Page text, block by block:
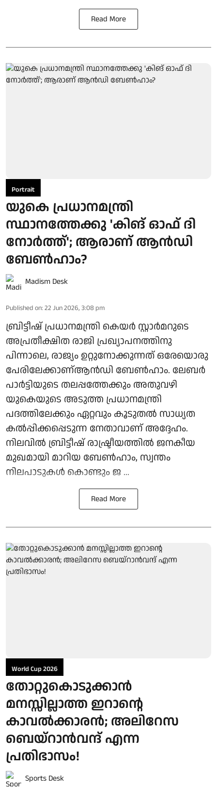
Read More
Portrait
യുകെ പ്രധാനമന്ത്രി
സ്ഥാനത്തേക്കു 'കിങ് ഓഫ് ദി
നോര്‍ത്ത്'; ആരാണ് ആന്‍ഡി
ബേണ്‍ഹാം?
Madism Desk
Published on: 22 Jun 2026, 3:08 pm
ബ്രിട്ടീഷ് പ്രധാനമന്ത്രി കെയര്‍ സ്റ്റാര്‍മറുടെ
അപ്രതീക്ഷിത രാജി പ്രഖ്യാപനത്തിനു
പിന്നാലെ, രാജ്യം ഉറ്റുനോക്കുന്നത് ഒരേയൊരു
പേരിലേക്കാണ്ആന്‍ഡി ബേണ്‍ഹാം. ലേബര്‍
പാര്‍ട്ടിയുടെ തലപ്പത്തേക്കും അതുവഴി
യുകെയുടെ അടുത്ത പ്രധാനമന്ത്രി
പദത്തിലേക്കും ഏറ്റവും കൂടുതല്‍ സാധ്യത
കല്‍പ്പിക്കപ്പെടുന്ന നേതാവാണ് അദ്ദേഹം.
നിലവില്‍ ബ്രിട്ടീഷ് രാഷ്ട്രീയത്തില്‍ ജനകീയ
മുഖമായി മാറിയ ബേണ്‍ഹാം, സ്വന്തം
നിലപാടുകള്‍ കൊണ്ടും ജ ...
Read More
World Cup 2026
തോറ്റുകൊടുക്കാന്‍
മനസ്സില്ലാത്ത ഇറാന്റെ
കാവല്‍ക്കാരന്‍; അലിറേസ
ബെയ്റാന്‍വന്ദ് എന്ന
പ്രതിഭാസം!
Sports Desk